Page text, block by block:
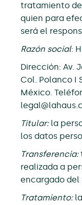
tratamiento de
quien para
será el
Razón social:
Dirección: Av.
Col. Polanco I
México.
Titular:la
los datos
Transferencia:
realizada a
encargado
Tratamiento:la